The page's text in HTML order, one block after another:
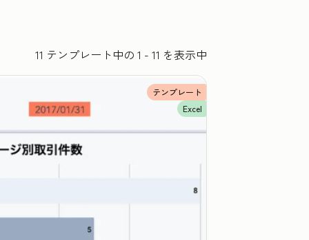
11 テンプレート中の 1 - 11 を表示中
テンプレート
Excel